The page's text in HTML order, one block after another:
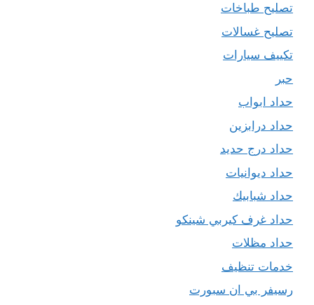
تصليح طباخات
تصليح غسالات
تكييف سيارات
حبر
حداد ابواب
حداد درابزين
حداد درج حديد
حداد ديوانيات
حداد شبابيك
حداد غرف كيربي شينكو
حداد مظلات
خدمات تنظيف
رسيفر بي ان سبورت